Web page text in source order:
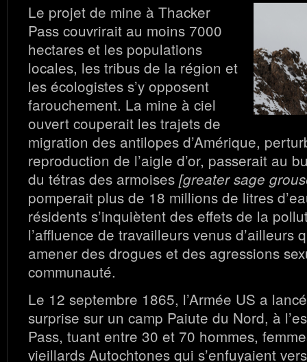
Le projet de mine à Thacker
Pass couvrirait au moins 7000
hectares et les populations
locales, les tribus de la région et
les écologistes s’y opposent
farouchement. La mine à ciel
ouvert couperait les trajets de
migration des antilopes d’Amérique,
reproduction de l’aigle d’or, passerait au
du tétras des armoises [greater sage
pomperait plus de 18 millions de litres
résidents s’inquiètent des effets de la
l’affluence de travailleurs venus d’ailleurs
amener des drogues et des agressions
communauté.
Le 12 septembre 1865, l’Armée US a
surprise sur un camp Paiute du Nord, à
Pass, tuant entre 30 et 70 hommes,
vieillards Autochtones qui s’enfuyaient